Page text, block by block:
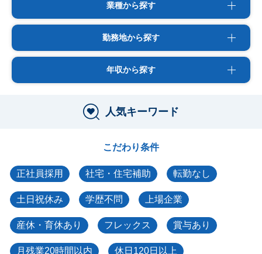
業種から探す
勤務地から探す
年収から探す
人気キーワード
こだわり条件
正社員採用 社宅・住宅補助 転勤なし
土日祝休み 学歴不問 上場企業
産休・育休あり フレックス 賞与あり
月残業20時間以内 休日120日以上